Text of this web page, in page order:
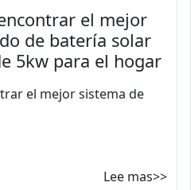
el mejor
de batería solar
5kw para el hogar
el mejor sistema de
Lee mas>>